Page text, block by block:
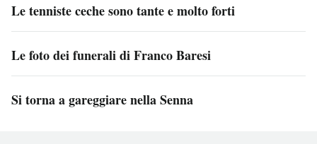
Le tenniste ceche sono tante e molto forti
Le foto dei funerali di Franco Baresi
Si torna a gareggiare nella Senna